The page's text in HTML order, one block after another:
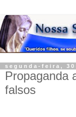
segunda-feira,
Propaganda
falsos